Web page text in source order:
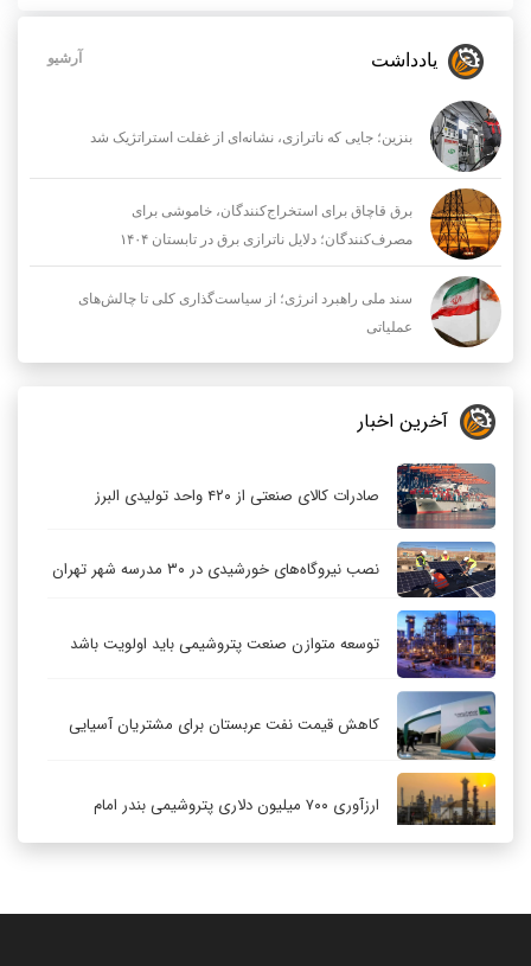
یادداشت آرشیو
بنزین؛ جایی که ناترازی، نشانه‌ای از غفلت استراتژیک شد
برق قاچاق برای استخراج‌کنندگان، خاموشی برای
مصرف‌کنندگان؛ دلایل ناترازی برق در تابستان ۱۴۰۴
سند ملی راهبرد انرژی؛ از سیاست‌گذاری کلی تا چالش‌های
عملیاتی
آخرین اخبار
صادرات کالای صنعتی از ۴۲۰ واحد تولیدی البرز
نصب نیروگاه‌های خورشیدی در ۳۰ مدرسه شهر تهران
توسعه متوازن صنعت پتروشیمی باید اولویت باشد
کاهش قیمت نفت عربستان برای مشتریان آسیایی
ارزآوری ۷۰۰ میلیون دلاری پتروشیمی بندر امام